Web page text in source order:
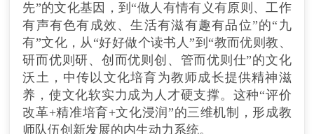
先”的文化基因，到“做人有情有义有原则、工作
有声有色有成效、生活有滋有趣有品位”的“九
有”文化，从“好好做个读书人”到“教而优则教、
研而优则研、创而优则创、管而优则仕”的文化
沃土，中传以文化培育为教师成长提供精神滋
养，使文化软实力成为人才硬支撑。这种“评价
改革+精准培育+文化浸润”的三维机制，形成教
师队伍创新发展的内生动力系统。